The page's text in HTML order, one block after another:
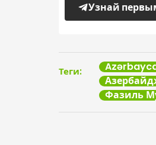
Узнай
Теги:
Фазиль